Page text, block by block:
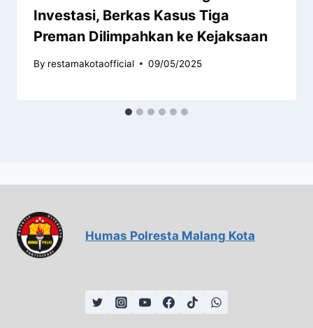
Investasi, Berkas Kasus Tiga
Preman Dilimpahkan ke Kejaksaan
By restamakotaofficial 09/05/2025
Humas Polresta Malang Kota